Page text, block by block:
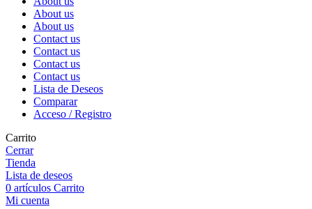
About us
About us
Contact us
Contact us
Contact us
Contact us
Lista de Deseos
Comparar
Acceso / Registro
Carrito
Cerrar
Tienda
Lista de deseos
0 artículos Carrito
Mi cuenta